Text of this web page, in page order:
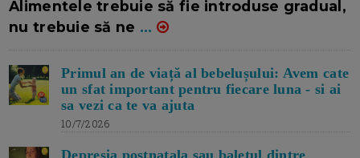
Alimentele trebuie să fie introduse gradual,
nu trebuie să ne ...
Primul an de viață al bebelușului: Avem cate
un sfat important pentru fiecare luna - si ai
sa vezi ca te va ajuta
10/7/2026